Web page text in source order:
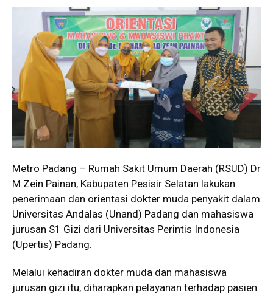
Metro Padang – Rumah Sakit Umum Daerah (RSUD) Dr
M Zein Painan, Kabupaten Pesisir Selatan lakukan
penerimaan dan orientasi dokter muda penyakit dalam
Universitas Andalas (Unand) Padang dan mahasiswa
jurusan S1 Gizi dari Universitas Perintis Indonesia
(Upertis) Padang.
Melalui kehadiran dokter muda dan mahasiswa
jurusan gizi itu, diharapkan pelayanan terhadap pasien